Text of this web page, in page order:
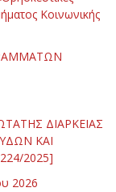
Κοινωνικής
ΔΙΑΡΚΕΙΑΣ
ΚΑΙ
2025]
2026